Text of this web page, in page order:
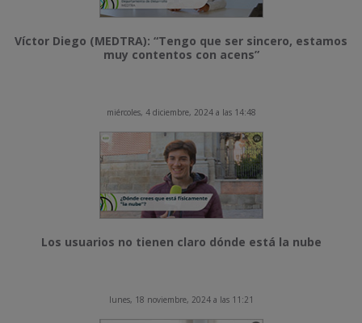
Víctor Diego (MEDTRA): “Tengo que ser sincero, estamos
muy contentos con acens”
miércoles, 4 diciembre, 2024 a las 14:48
Los usuarios no tienen claro dónde está la nube
lunes, 18 noviembre, 2024 a las 11:21